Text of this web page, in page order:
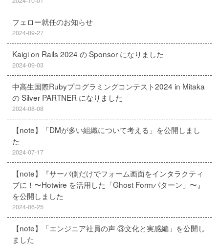
フェロー就任のお知らせ
2024-09-27
Kaigi on Rails 2024 の Sponsor になりました
2024-09-03
中高生国際Rubyプログラミングコンテスト2024 in Mitaka
の Silver PARTNER になりました
2024-08-08
【note】「DMが多い組織について考える」を公開しまし
た
2024-07-17
【note】『サーバ側だけでフォーム画面をインタラクティ
ブに！〜Hotwire を活用した「Ghost Formパターン」〜』
を公開しました
2024-06-25
【note】「エンジニア社員の声 ③文化と実感編」を公開し
ました